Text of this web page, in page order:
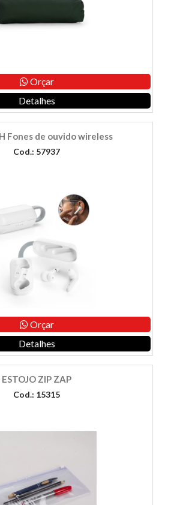
Orçar
Detalhes
Fones de ouvido wireless
Cod.: 57937
Orçar
Detalhes
ESTOJO ZIP ZAP
Cod.: 15315